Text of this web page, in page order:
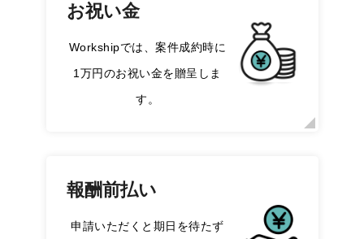
お祝い金
Workshipでは、案件成約時に
1万円のお祝い金を贈呈しま
す。
報酬前払い
申請いただくと期日を待たず